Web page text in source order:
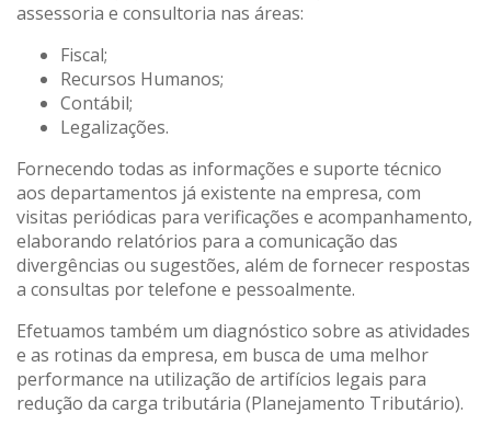
assessoria e consultoria nas áreas:
Fiscal;
Recursos Humanos;
Contábil;
Legalizações.
Fornecendo todas as informações e suporte técnico
aos departamentos já existente na empresa, com
visitas periódicas para verificações e acompanhamento,
elaborando relatórios para a comunicação das
divergências ou sugestões, além de fornecer respostas
a consultas por telefone e pessoalmente.
Efetuamos também um diagnóstico sobre as atividades
e as rotinas da empresa, em busca de uma melhor
performance na utilização de artifícios legais para
redução da carga tributária (Planejamento Tributário).